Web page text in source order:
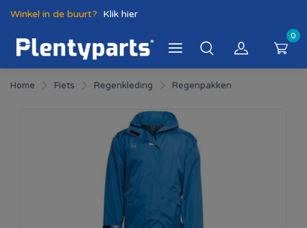
Winkel in de buurt? Klik hier
0
Home Fiets Regenkleding Regenpakken